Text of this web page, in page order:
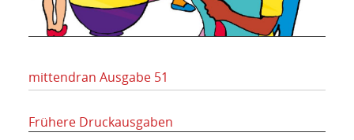
mittendran Ausgabe 51
Frühere Druckausgaben